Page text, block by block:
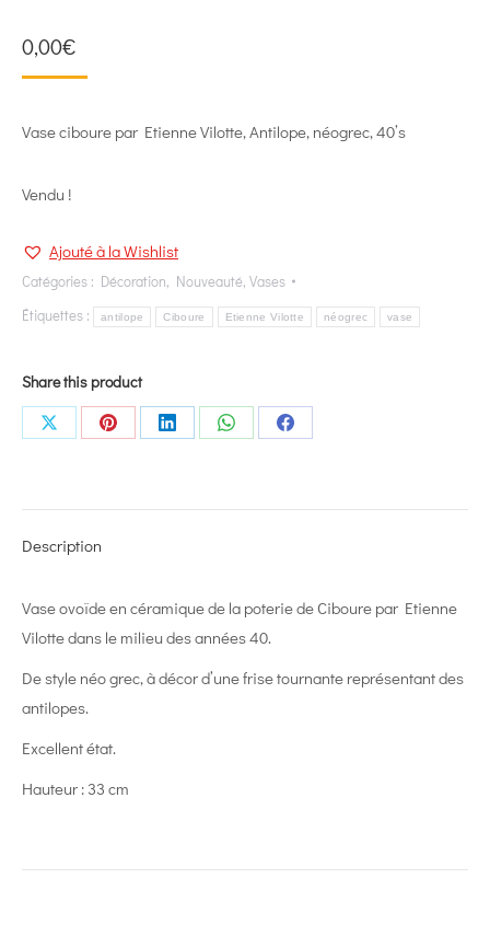
0,00€
Vase ciboure par Etienne Vilotte, Antilope, néogrec, 40’s
Vendu !
Ajouté à la Wishlist
Catégories : Décoration, Nouveauté, Vases
Étiquettes :
antilope Ciboure Etienne Vilotte néogrec vase
Share this product
Share
Share
Share
Share
Share
Description
Vase ovoïde en céramique de la poterie de Ciboure par Etienne
Vilotte dans le milieu des années 40.
De style néo grec, à décor d’une frise tournante représentant des
antilopes.
Excellent état.
Hauteur : 33 cm